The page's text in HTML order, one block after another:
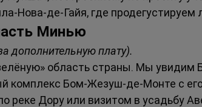
Нова-де-Гайя, где продегустируем
Минью
дополнительную плату).
область страны. Мы увидим
комплекс Бом-Жезуш-де-Монте с
реке Дору или визитом в усадьбу